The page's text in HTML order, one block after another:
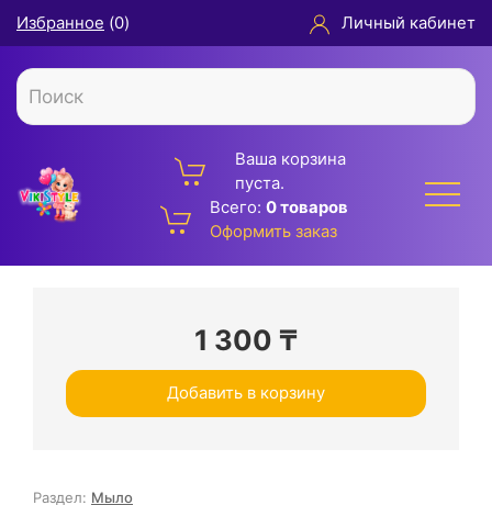
Избранное (0) Личный кабинет
Ваша корзина
пуста.
Всего: 0 товаров
Оформить заказ
1 300 ₸
Добавить в корзину
Раздел: Мыло